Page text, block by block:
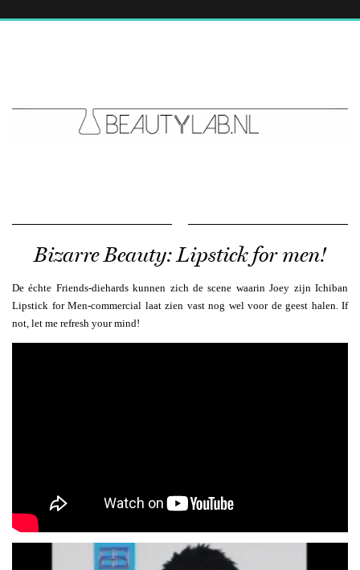
Bizarre Beauty: Lipstick for men!
De échte Friends-diehards kunnen zich de scene waarin Joey zijn Ichiban
Lipstick for Men-commercial laat zien vast nog wel voor de geest halen. If
not, let me refresh your mind!